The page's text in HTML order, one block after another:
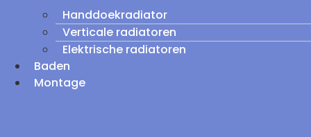
Handdoekradiator
Verticale radiatoren
Elektrische radiatoren
Baden
Montage